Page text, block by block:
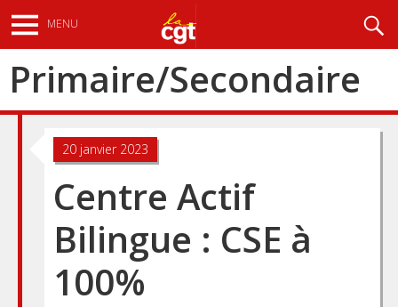
au
contenu
principal
MENU
Primaire/Secondaire
20 janvier 2023
Centre Actif
Bilingue : CSE à
100%